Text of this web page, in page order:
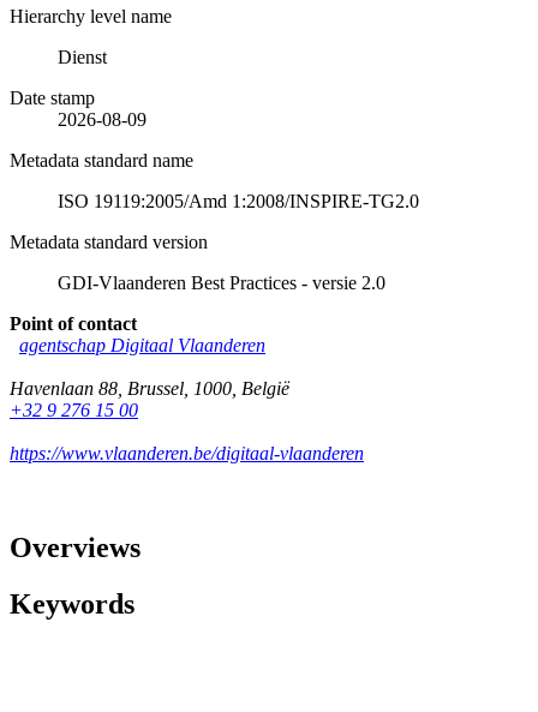
Hierarchy level name
Dienst
Date stamp
2026-08-09
Metadata standard name
ISO 19119:2005/Amd 1:2008/INSPIRE-TG2.0
Metadata standard version
GDI-Vlaanderen Best Practices - versie 2.0
Point of contact
agentschap Digitaal Vlaanderen
Havenlaan 88 Brussel 1000 België
+32 9 276 15 00
https://www.vlaanderen.be/digitaal-vlaanderen
Overviews
Keywords